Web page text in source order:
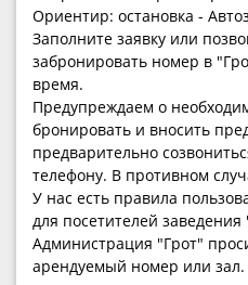
Ориентир: остановка -
Заполните заявку или
забронировать номер в
время.
Предупреждаем о
бронировать и вносить
предварительно
телефону. В противном
У нас есть правила
для посетителей заведения
Администрация "Грот"
арендуемый номер или зал.